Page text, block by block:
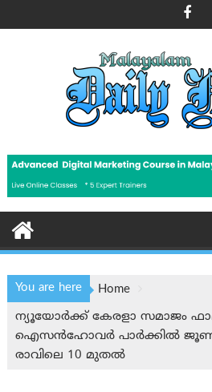
to
You are here
Home
ന്യൂയോർക്ക് കേരളാ സമാജം
ഐസന്‍‌ഹോവര്‍ പാർക്കിൽ ജൂൺ
രാവിലെ 10 മുതൽ